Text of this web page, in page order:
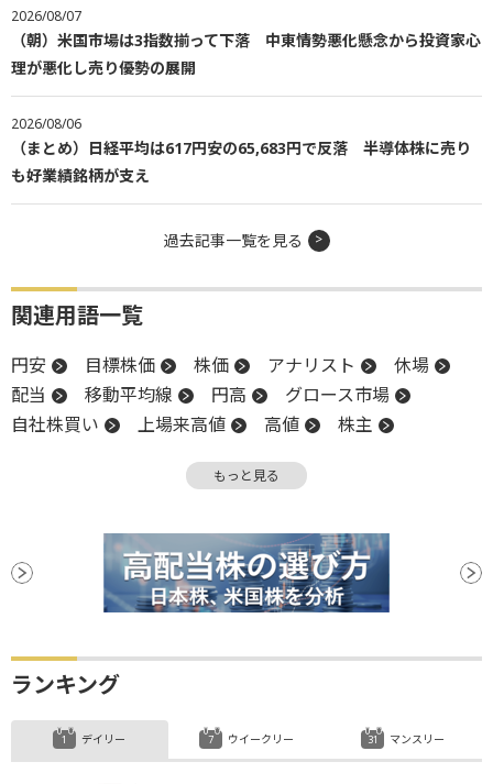
2026/08/07
（朝）米国市場は3指数揃って下落 中東情勢悪化懸念から投資家心
理が悪化し売り優勢の展開
2026/08/06
（まとめ）日経平均は617円安の65,683円で反落 半導体株に売り
も好業績銘柄が支え
過去記事一覧を見る
関連用語一覧
円安 目標株価 株価 アナリスト
休場
配当
移動平均線 円高
グロース市場
自社株買い
上場来高値 高値
株主
株価指数 株主還元
もっと見る
ランキング
デイリー ウイークリー マンスリー